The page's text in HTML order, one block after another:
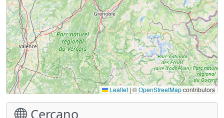
Leaflet | ©OpenStreetMapcontributors
Cercano